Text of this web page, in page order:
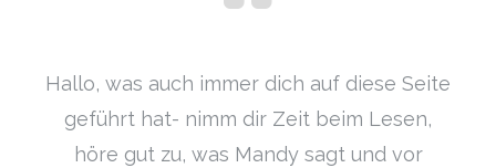
Hallo, was auch immer dich auf diese Seite
geführt hat- nimm dir Zeit beim Lesen,
höre gut zu, was Mandy sagt und vor